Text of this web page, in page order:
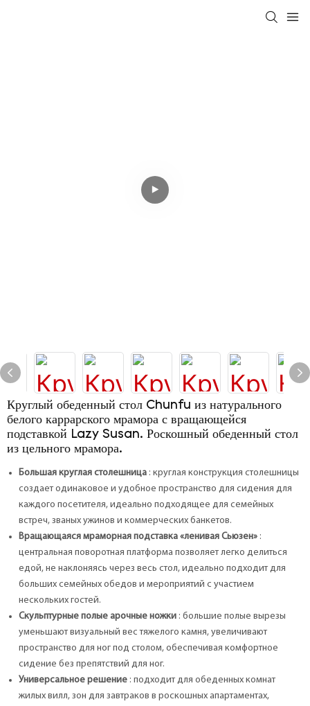
Круглый обеденный стол Chunfu из натурального
белого каррарского мрамора с вращающейся
подставкой Lazy Susan. Роскошный обеденный стол
из цельного мрамора.
Большая круглая столешница: круглая конструкция столешницы
создает одинаковое и удобное пространство для сидения для
каждого посетителя, идеально подходящее для семейных
встреч, званых ужинов и коммерческих банкетов.
Вращающаяся мраморная подставка «ленивая Сьюзен»:
центральная поворотная платформа позволяет легко делиться
едой, не наклоняясь через весь стол, идеально подходит для
больших семейных обедов и мероприятий с участием
нескольких гостей.
Скульптурные полые арочные ножки: большие полые вырезы
уменьшают визуальный вес тяжелого камня, увеличивают
пространство для ног под столом, обеспечивая комфортное
сидение без препятствий для ног.
Универсальное решение: подходит для обеденных комнат
жилых вилл, зон для завтраков в роскошных апартаментах,